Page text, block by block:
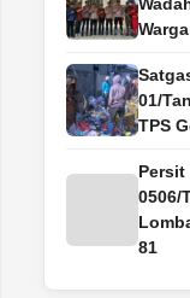
01/
TPS
Persit
0506/
81